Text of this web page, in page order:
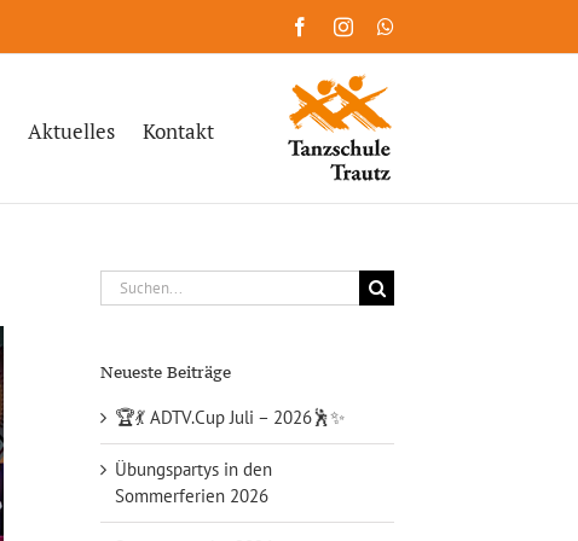
FacebookInstagram
Aktuelles Kontakt
Suche
nach:
Neueste Beiträge
🏆💃 ADTV.Cup Juli – 2026🕺✨
Übungspartys in den
Sommerferien 2026